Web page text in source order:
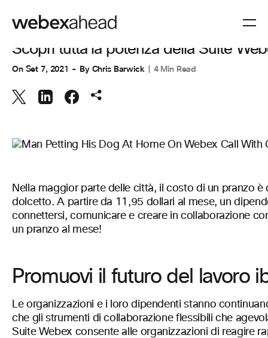
COLLABORAZIONE
Scopri tutta la potenza della Suite
On Set 7, 2021 By Chris Barwick 4 Min Read
Nella maggior parte delle città, il costo di un pranzo
dolcetto. A partire da 11,95 dollari al mese, un
connettersi, comunicare e creare in collaborazione
un pranzo al mese!
Promuovi il futuro del lavoro
Le organizzazioni e i loro dipendenti stanno
che gli strumenti di collaborazione flessibili che
Suite Webex consente alle organizzazioni di reagire